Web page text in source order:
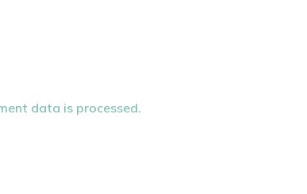
data is processed.